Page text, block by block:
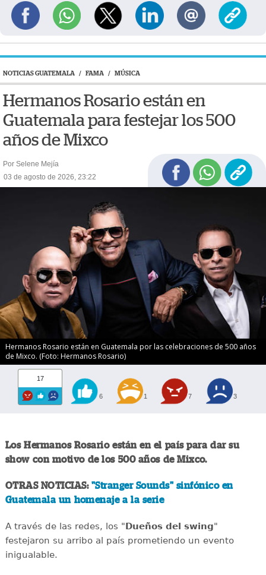
NOTICIAS GUATEMALA / FAMA / MÚSICA
Hermanos Rosario están en
Guatemala para festejar los 500
años de Mixco
Por Selene Mejía
03 de agosto de 2026, 23:22
Hermanos Rosario están en Guatemala por las celebraciones de 500 años
de Mixco. (Foto: Hermanos Rosario)
17
6 1 7 3
Los Hermanos Rosario están en el país para dar su
show con motivo de los 500 años de Mixco.
OTRAS NOTICIAS: "Stranger Sounds" sinfónico en
Guatemala un homenaje a la serie
A través de las redes, los "Dueños del swing"
festejaron su arribo al país prometiendo un evento
inigualable.